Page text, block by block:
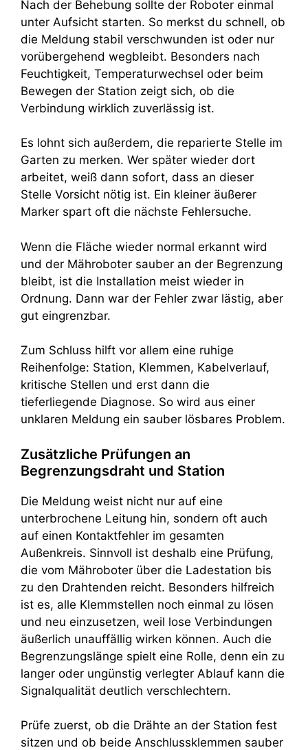
Nach der Behebung sollte der Roboter einmal
unter Aufsicht starten. So merkst du schnell, ob
die Meldung stabil verschwunden ist oder nur
vorübergehend wegbleibt. Besonders nach
Feuchtigkeit, Temperaturwechsel oder beim
Bewegen der Station zeigt sich, ob die
Verbindung wirklich zuverlässig ist.
Es lohnt sich außerdem, die reparierte Stelle im
Garten zu merken. Wer später wieder dort
arbeitet, weiß dann sofort, dass an dieser
Stelle Vorsicht nötig ist. Ein kleiner äußerer
Marker spart oft die nächste Fehlersuche.
Wenn die Fläche wieder normal erkannt wird
und der Mähroboter sauber an der Begrenzung
bleibt, ist die Installation meist wieder in
Ordnung. Dann war der Fehler zwar lästig, aber
gut eingrenzbar.
Zum Schluss hilft vor allem eine ruhige
Reihenfolge: Station, Klemmen, Kabelverlauf,
kritische Stellen und erst dann die
tieferliegende Diagnose. So wird aus einer
unklaren Meldung ein sauber lösbares Problem.
Zusätzliche Prüfungen an
Begrenzungsdraht und Station
Die Meldung weist nicht nur auf eine
unterbrochene Leitung hin, sondern oft auch
auf einen Kontaktfehler im gesamten
Außenkreis. Sinnvoll ist deshalb eine Prüfung,
die vom Mähroboter über die Ladestation bis
zu den Drahtenden reicht. Besonders hilfreich
ist es, alle Klemmstellen noch einmal zu lösen
und neu einzusetzen, weil lose Verbindungen
äußerlich unauffällig wirken können. Auch die
Begrenzungslänge spielt eine Rolle, denn ein zu
langer oder ungünstig verlegter Ablauf kann die
Signalqualität deutlich verschlechtern.
Prüfe zuerst, ob die Drähte an der Station fest
sitzen und ob beide Anschlussklemmen sauber